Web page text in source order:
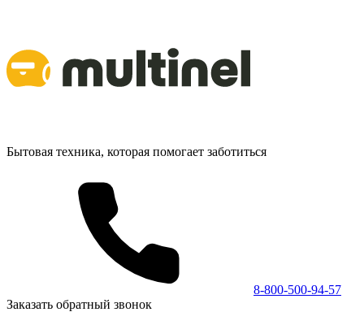
Бытовая техника, которая помогает заботиться
8-800-500-94-57
Заказать обратный звонок